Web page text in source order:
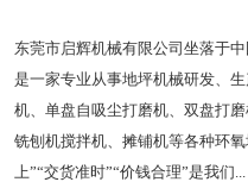
东莞市启辉机械有限公司坐落于
是一家专业从事地坪机械研发、
机、单盘自吸尘打磨机、双盘打
铣刨机搅拌机、摊铺机等各种环
上”“交货准时”“价钱合理”是我们...